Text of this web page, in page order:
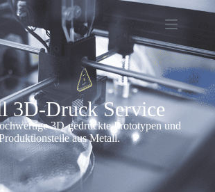
3D-Druck Service
3D-gedruckte Prototypen und
aus Metall.